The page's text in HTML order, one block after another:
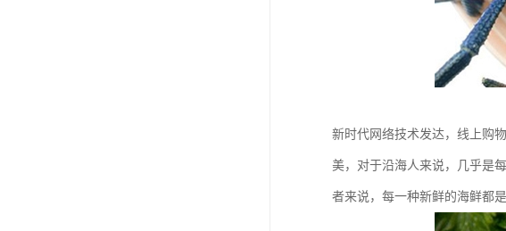
新时代网络技术发达，线上购
美，对于沿海人来说，几乎是
者来说，每一种新鲜的海鲜都